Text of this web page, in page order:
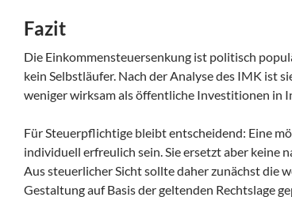
Fazit
Die Einkommensteuersenkung ist politisch
kein Selbstläufer. Nach der Analyse des IMK ist
weniger wirksam als öffentliche Investitionen in
Für Steuerpflichtige bleibt entscheidend: Eine
individuell erfreulich sein. Sie ersetzt aber
Aus steuerlicher Sicht sollte daher zunächst die
Gestaltung auf Basis der geltenden Rechtslage